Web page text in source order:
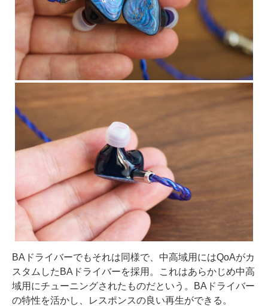
BAドライバーでもそれは同様で、中高域用にはQoAがカ
スタムしたBAドライバーを採用。これはあらかじめ中高
域用にチューニングされたものだという。BAドライバー
の特性を活かし、レスポンスの良い再生ができる。